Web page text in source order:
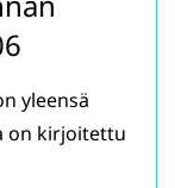
yleensä
on kirjoitettu